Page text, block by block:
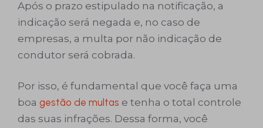
Após o prazo estipulado na notificação, a
indicação será negada e, no caso de
empresas, a multa por não indicação de
condutor será cobrada.
Por isso, é fundamental que você faça uma
boa gestão de multas e tenha o total controle
das suas infrações. Dessa forma, você